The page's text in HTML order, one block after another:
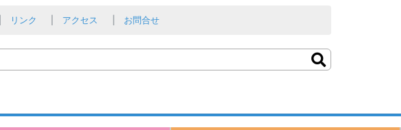
リンク アクセス お問合せ